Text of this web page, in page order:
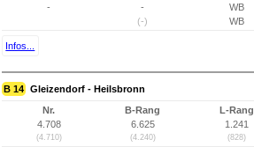
-
-
(-)
WB
WB
Infos...
B 14 Gleizendorf - Heilsbronn
Nr.
4.708
(4.710)
B-Rang
6.625
(4.240)
L-Rang
1.241
(828)